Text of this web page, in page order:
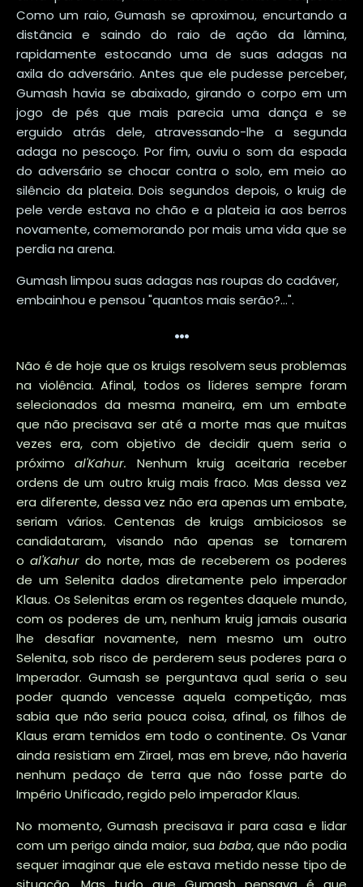
Como um raio, Gumash se aproximou, encurtando a
distância e saindo do raio de ação da lâmina,
rapidamente estocando uma de suas adagas na
axila do adversário. Antes que ele pudesse perceber,
Gumash havia se abaixado, girando o corpo em um
jogo de pés que mais parecia uma dança e se
erguido atrás dele, atravessando-lhe a segunda
adaga no pescoço. Por fim, ouviu o som da espada
do adversário se chocar contra o solo, em meio ao
silêncio da plateia. Dois segundos depois, o kruig de
pele verde estava no chão e a plateia ia aos berros
novamente, comemorando por mais uma vida que se
perdia na arena.
Gumash limpou suas adagas nas roupas do cadáver,
embainhou e pensou "quantos mais serão?...".
…
Não é de hoje que os kruigs resolvem seus problemas
na violência. Afinal, todos os líderes sempre foram
selecionados da mesma maneira, em um embate
que não precisava ser até a morte mas que muitas
vezes era, com objetivo de decidir quem seria o
próximoal'Kahur. Nenhum kruig aceitaria receber
ordens de um outro kruig mais fraco. Mas dessa vez
era diferente, dessa vez não era apenas um embate,
seriam vários. Centenas de kruigs ambiciosos se
candidataram, visando não apenas se tornarem
o al'Kahurdo norte, mas de receberem os poderes
de um Selenita dados diretamente pelo imperador
Klaus. Os Selenitas eram os regentes daquele mundo,
com os poderes de um, nenhum kruig jamais ousaria
lhe desafiar novamente, nem mesmo um outro
Selenita, sob risco de perderem seus poderes para o
Imperador. Gumash se perguntava qual seria o seu
poder quando vencesse aquela competição, mas
sabia que não seria pouca coisa, afinal, os filhos de
Klaus eram temidos em todo o continente. Os Vanar
ainda resistiam em Zirael, mas em breve, não haveria
nenhum pedaço de terra que não fosse parte do
Império Unificado, regido pelo imperador Klaus.
No momento, Gumash precisava ir para casa e lidar
com um perigo ainda maior, sua baba, que não podia
sequer imaginar que ele estava metido nesse tipo de